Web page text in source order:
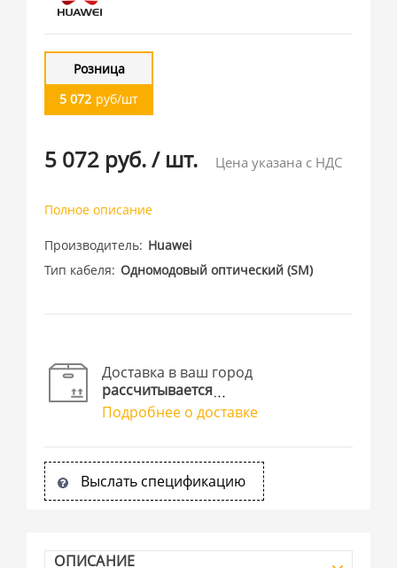
Розница
5 072 руб/шт
5 072 руб./ шт. Цена указана с НДС
Полное описание
Производитель Huawei
Тип кабеля
Одномодовый оптический (SM)
Доставка в ваш город
рассчитывается
Подробнее о доставке
Выслать спецификацию
ОПИСАНИЕ